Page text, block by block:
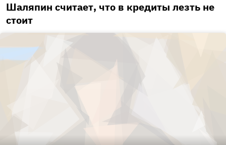
Шаляпин считает, что в кредиты лезть не
стоит